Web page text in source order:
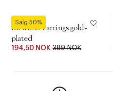
Salg 50%
Pilgrim
MARLO earrings gold-
plated
194,50 NOK 389 NOK